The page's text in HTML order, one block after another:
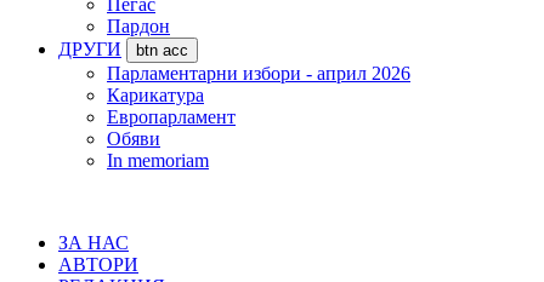
Пегас
Пардон
ДРУГИ
btn acc
Парламентарни избори - април 2026
Карикатура
Европарламент
Обяви
In memoriam
ЗА НАС
АВТОРИ